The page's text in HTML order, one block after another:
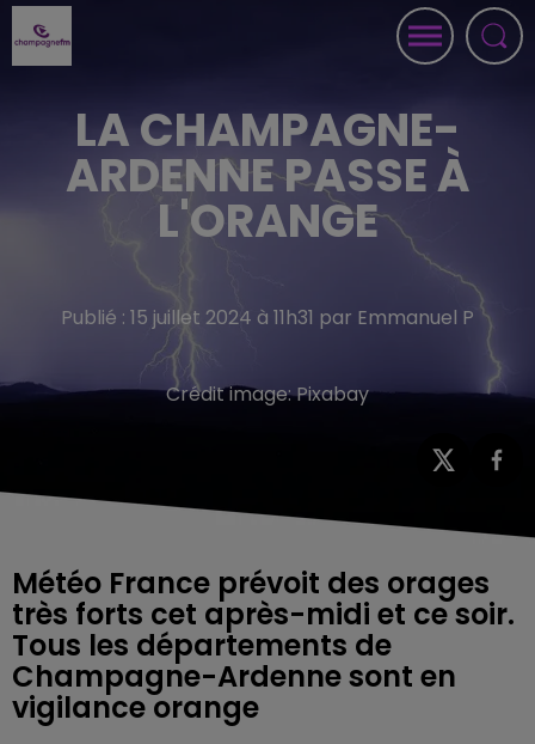
LA CHAMPAGNE-
ARDENNE PASSE À
L'ORANGE
Publié : 15 juillet 2024 à 11h31 par Emmanuel P
Crédit image:Pixabay
Météo France prévoit des orages
très forts cet après-midi et ce soir.
Tous les départements de
Champagne-Ardenne sont en
vigilance orange